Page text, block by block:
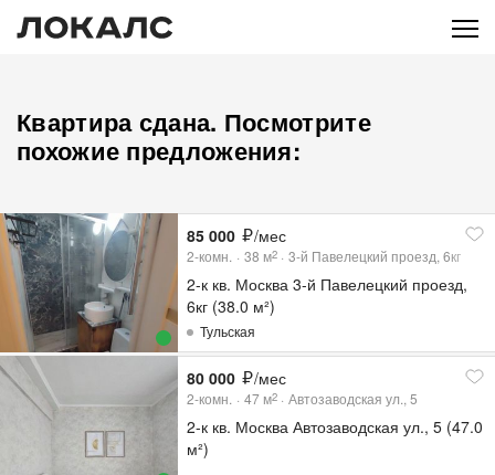
Квартира сдана. Посмотрите
похожие предложения:
85 000 /мес
2-комн. 38 м2 3-й Павелецкий проезд, 6кг
2-к кв. Москва 3-й Павелецкий проезд,
6кг (38.0 м²)
Тульская
80 000 /мес
2-комн. 47 м2 Автозаводская ул., 5
2-к кв. Москва Автозаводская ул., 5 (47.0
м²)